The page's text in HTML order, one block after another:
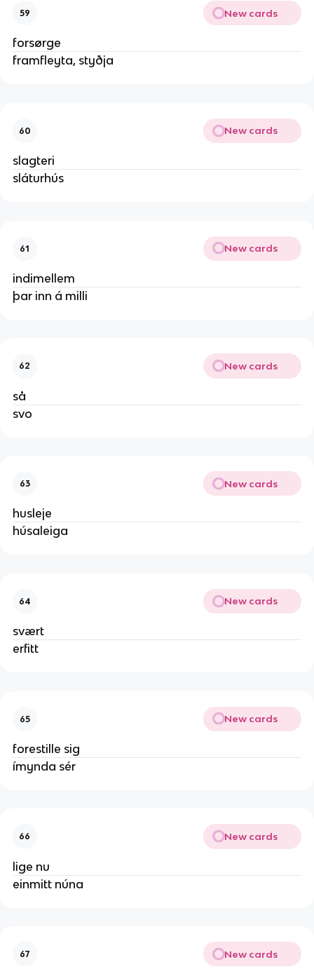
59 New cards
forsørge
framfleyta, styðja
60 New cards
slagteri
sláturhús
61 New cards
indimellem
þar inn á milli
62 New cards
så
svo
63 New cards
husleje
húsaleiga
64 New cards
svært
erfitt
65 New cards
forestille sig
ímynda sér
66 New cards
lige nu
einmitt núna
67 New cards